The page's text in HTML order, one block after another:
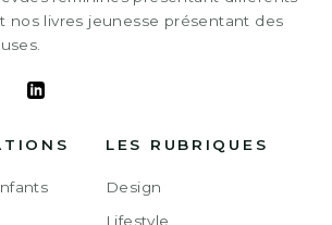
nos livres jeunesse présentant des
LES RUBRIQUES
Design
Lifestyle